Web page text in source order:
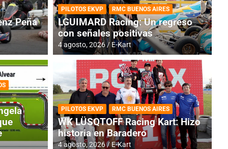
Horarios para la
Peña
PILOTOS EKVP RMC BUENOS AIRES
LGUIMARD Racing: Un regreso
con señales positivas
4 agosto, 2026 E-Kart
PILOTOS EKVP RMC BUENOS AIRES
WK LÜSQTOFF Racing Kart: Hizo
historia en Baradero
4 agosto, 2026 E-Kart